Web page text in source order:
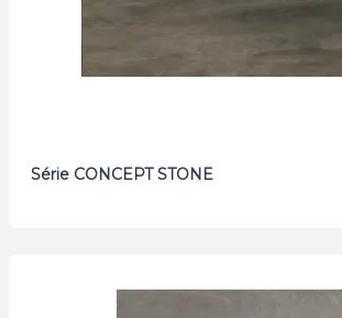
Série CONCEPT STONE